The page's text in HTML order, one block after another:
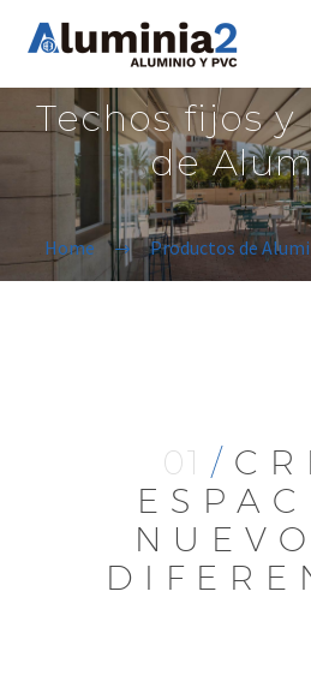
Techos fijos
de
Home Productos de
01 /